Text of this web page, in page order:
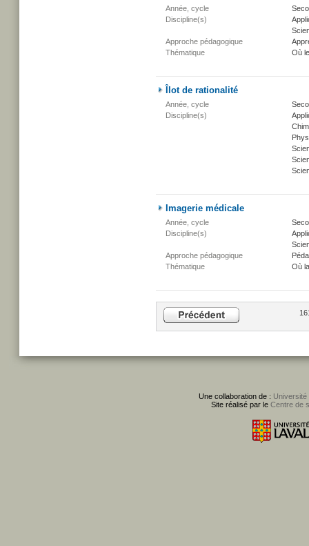
Année, cycle
Discipline(s)
Approche pédagogique
Thématique
Où
Îlot de rationalité
Année, cycle
Discipline(s)
Imagerie médicale
Année, cycle
Discipline(s)
Approche pédagogique
Thématique
Où
Une collaboration de : Université
Site réalisé par le Centre de